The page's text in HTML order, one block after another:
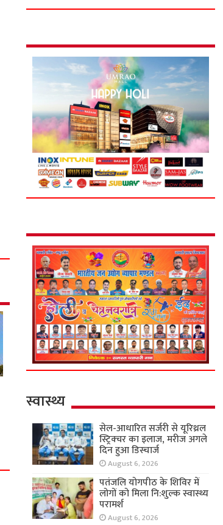
स्वास्थ्य
सेल-आधारित सर्जरी से यूरिथ्रल
स्ट्रिक्चर का इलाज, मरीज अगले
दिन हुआ डिस्चार्ज
August 6, 2026
पतंजलि योगपीठ के शिविर में
लोगों को मिला नि:शुल्क स्वास्थ्य
परामर्श
August 6, 2026